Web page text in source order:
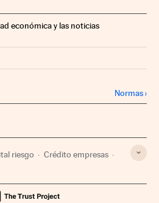
económica y las noticias
Días en Facebook
Cinco Días en Twitter
Normas›
riesgo Crédito empresas
Economía